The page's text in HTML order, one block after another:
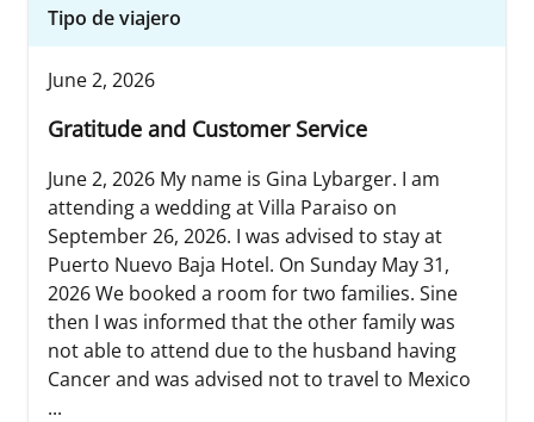
Tipo de viajero
June 2, 2026
Gratitude and Customer Service
June 2, 2026 My name is Gina Lybarger. I am
attending a wedding at Villa Paraiso on
September 26, 2026. I was advised to stay at
Puerto Nuevo Baja Hotel. On Sunday May 31,
2026 We booked a room for two families. Sine
then I was informed that the other family was
not able to attend due to the husband having
Cancer and was advised not to travel to Mexico
...